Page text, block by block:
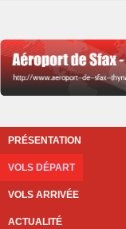
PRÉSENTATION
VOLS DÉPART
VOLS ARRIVÉE
ACTUALITÉ